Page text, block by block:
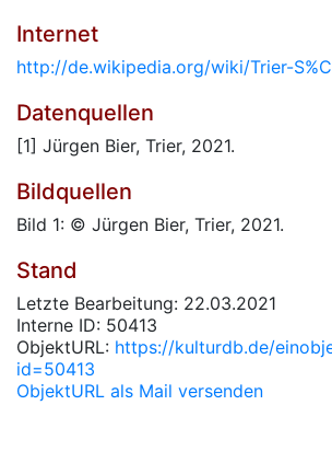
Internet
http://de.wikipedia.org/wiki/Trier-
Datenquellen
[1] Jürgen Bier, Trier, 2021.
Bildquellen
Bild 1: © Jürgen Bier, Trier, 2021.
Stand
Letzte Bearbeitung: 22.03.2021
Interne ID: 50413
ObjektURL: https://kulturdb.de/
id=50413
ObjektURL als Mail versenden